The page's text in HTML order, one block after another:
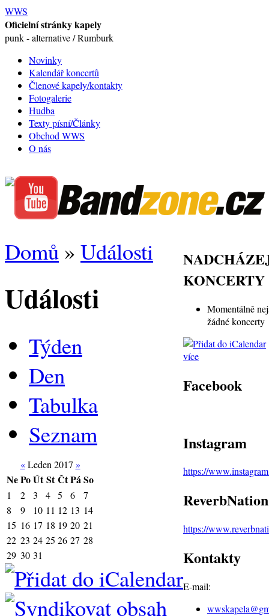
WWS
Oficielní stránky kapely
punk - alternative / Rumburk
Novinky
Kalendář koncertů
Členové kapely/kontakty
Fotogalerie
Hudba
Texty písní/Články
Obchod WWS
O nás
Domů » Události
Události
Týden
Den
Tabulka
Seznam
«Leden 2017 »
NePoÚt St ČtPáSo
1 2 3 4 5 6
7
8
9 10 11 12 13 14
15 16 17 18 19 20 21
22 23 24 25 26 27 28
29 30 31
KONCERTY
Momentálně
žádné koncerty
více
Facebook
Instagram
https://
ReverbNation
https://
Kontakty
E-mail:
wwskapela@